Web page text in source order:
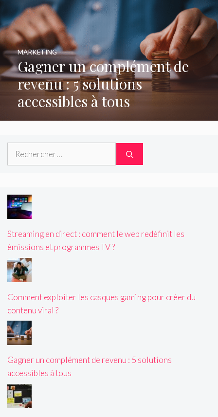
Gagner un complément de
revenu : 5 solutions
accessibles à tous
MARKETING
Rechercher :
Streaming en direct : comment le web redéfinit les
émissions et programmes TV ?
Comment exploiter les casques gaming pour créer du
contenu viral ?
Gagner un complément de revenu : 5 solutions
accessibles à tous